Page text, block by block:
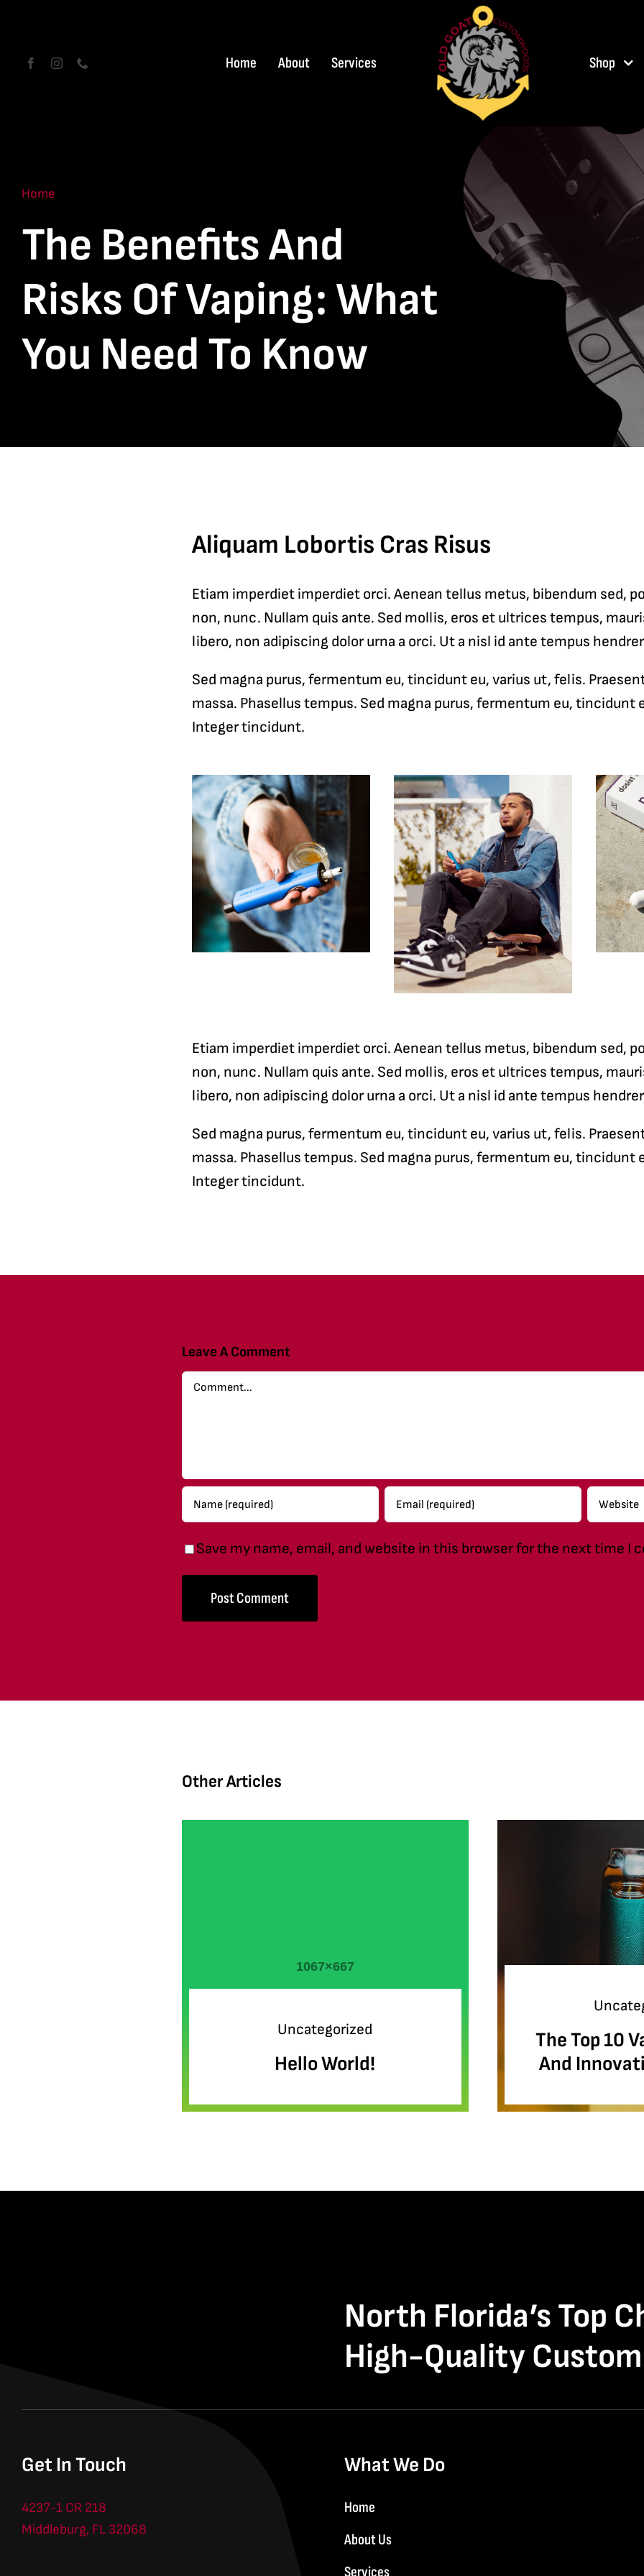
content
Home About Services Shop
Home
The Benefits And
Risks Of Vaping: What
You Need To Know
Aliquam Lobortis Cras Risus
Etiam imperdiet imperdiet orci. Aenean tellus metus, bibendum sed,
non, nunc. Nullam quis ante. Sed mollis, eros et ultrices tempus,
libero, non adipiscing dolor urna a orci. Ut a nisl id ante tempus
Sed magna purus, fermentum eu, tincidunt eu, varius ut, felis.
massa. Phasellus tempus. Sed magna purus, fermentum eu, tincidunt
Integer tincidunt.
Etiam imperdiet imperdiet orci. Aenean tellus metus, bibendum sed,
non, nunc. Nullam quis ante. Sed mollis, eros et ultrices tempus,
libero, non adipiscing dolor urna a orci. Ut a nisl id ante tempus
Sed magna purus, fermentum eu, tincidunt eu, varius ut, felis.
massa. Phasellus tempus. Sed magna purus, fermentum eu, tincidunt
Integer tincidunt.
Leave A Comment
Comment
Save my name, email, and website in this browser for the next time I
Other Articles
Uncategorized
Hello World!
The Top 10
And
North Florida’s Top
High-Quality
Get In Touch
4237-1 CR 218
Middleburg, FL 32068
What We Do
Home
About Us
Services